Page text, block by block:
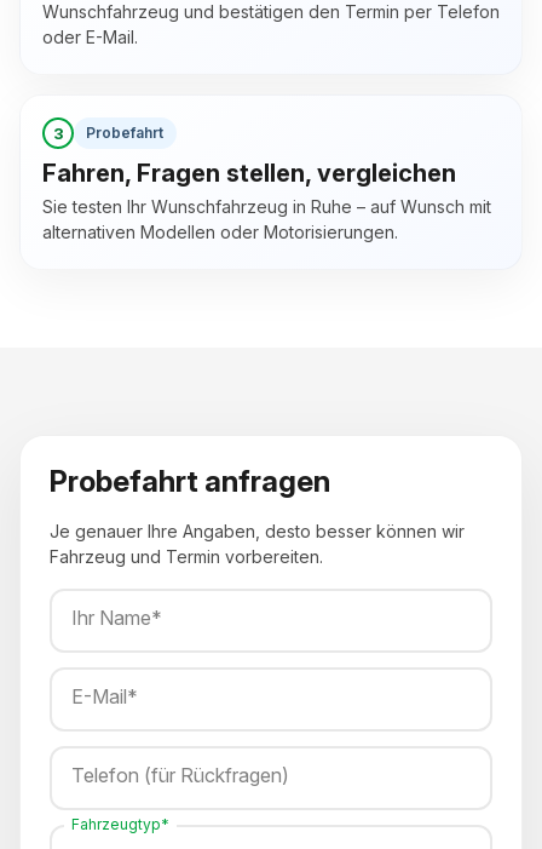
Wunschfahrzeug und bestätigen den Termin per Telefon
oder E-Mail.
3 Probefahrt
Fahren, Fragen stellen, vergleichen
Sie testen Ihr Wunschfahrzeug in Ruhe – auf Wunsch mit
alternativen Modellen oder Motorisierungen.
Probefahrt anfragen
Je genauer Ihre Angaben, desto besser können wir
Fahrzeug und Termin vorbereiten.
Ihr Name*
E-Mail*
Telefon (für Rückfragen)
Fahrzeugtyp*